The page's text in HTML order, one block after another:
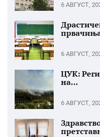
6 АВГУСТ,
6 АВГУСТ,
ЦУК:
на...
6 АВГУСТ,